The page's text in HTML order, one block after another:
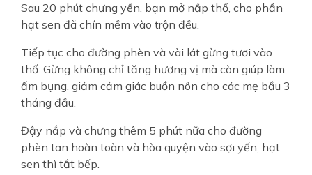
Sau 20 phút chưng yến, bạn mở nắp thố, cho phần
hạt sen đã chín mềm vào trộn đều.
Tiếp tục cho đường phèn và vài lát gừng tươi vào
thố. Gừng không chỉ tăng hương vị mà còn giúp làm
ấm bụng, giảm cảm giác buồn nôn cho các mẹ bầu 3
tháng đầu.
Đậy nắp và chưng thêm 5 phút nữa cho đường
phèn tan hoàn toàn và hòa quyện vào sợi yến, hạt
sen thì tắt bếp.